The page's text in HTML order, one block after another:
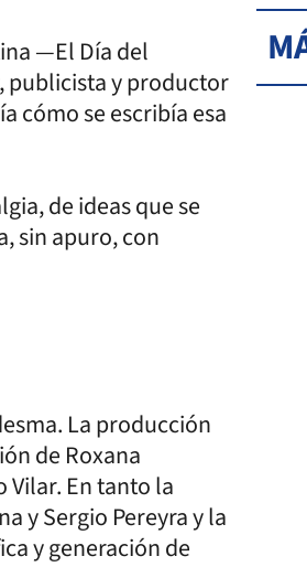
—El Día del
publicista y productor
cómo se escribía esa
de ideas que se
sin apuro, con
La producción
de Roxana
Vilar. En tanto la
y Sergio Pereyra y la
y generación de